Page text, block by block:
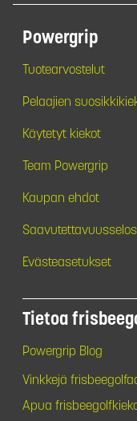
Powergrip
Tuotearvostelut
Pelaajien
Käytetyt kiekot
Team Powergrip
Kaupan ehdot
Evästeasetukset
Tietoa
Powergrip Blog
Vinkkejä
Apua